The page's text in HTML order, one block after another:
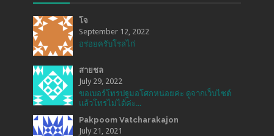
โจ
September 12, 2022
อร่อยครับโรลไก่
สายชล
July 29, 2022
ขอเบอร์โทรปฐมอโศกหน่อยค่ะ ดูจากเว็บไซต์
แล้วโทรไม่ได้ค่ะ...
Pakpoom Vatcharakajon
July 21, 2021